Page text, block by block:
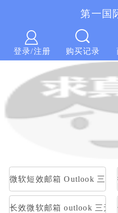
第一国
登录/注册 购买记录
微软短效邮箱 Outlook 三无
长效微软邮箱 outlook 三无